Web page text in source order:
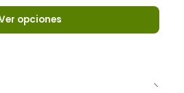
opciones